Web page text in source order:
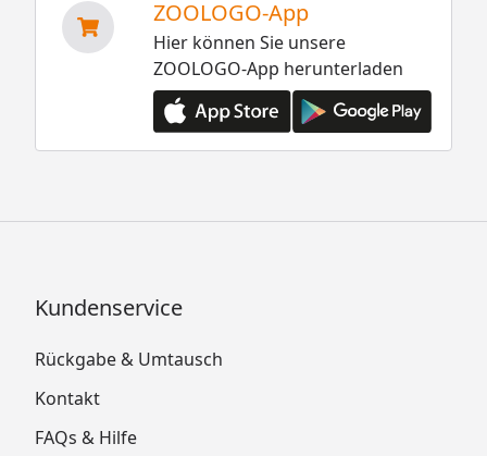
ZOOLOGO-App
Hier können Sie unsere
ZOOLOGO-App herunterladen
Kundenservice
Rückgabe & Umtausch
Kontakt
FAQs & Hilfe